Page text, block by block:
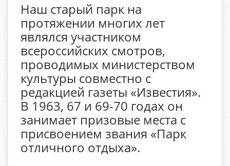
Наш старый парк на
протяжении многих лет
являлся участником
всероссийских смотров,
проводимых министерством
культуры совместно с
редакцией газеты «Известия».
В 1963, 67 и 69-70 годах он
занимает призовые места с
присвоением звания «Парк
отличного отдыха».